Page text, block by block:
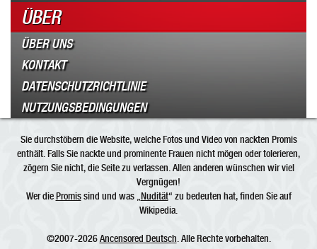
ÜBER
ÜBER UNS
KONTAKT
DATENSCHUTZRICHTLINIE
NUTZUNGSBEDINGUNGEN
Sie durchstöbern die Website, welche Fotos und Video von nackten Promis
enthält. Falls Sie nackte und prominente Frauen nicht mögen oder tolerieren,
zögern Sie nicht, die Seite zu verlassen. Allen anderen wünschen wir viel
Vergnügen!
Wer diePromissind und was „ Nudität“ zu bedeuten hat, finden Sie auf
Wikipedia.
©2007-2026Ancensored Deutsch . Alle Rechte vorbehalten.